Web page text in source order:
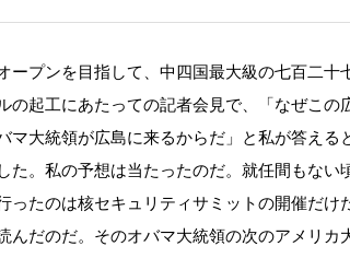
プンを目指して、中四国最大級の七百二十
の起工にあたっての記者会見で、「なぜこ
マ大統領が広島に来るからだ」と私が答え
た。私の予想は当たったのだ。就任間もな
ったのは核セキュリティサミットの開催だ
んだのだ。そのオバマ大統領の次のアメリ